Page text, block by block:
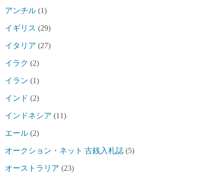
アンチル (1)
イギリス (29)
イタリア (27)
イラク (2)
イラン (1)
インド (2)
インドネシア (11)
エール (2)
オークション・ネット 古銭入札誌 (5)
オーストラリア (23)